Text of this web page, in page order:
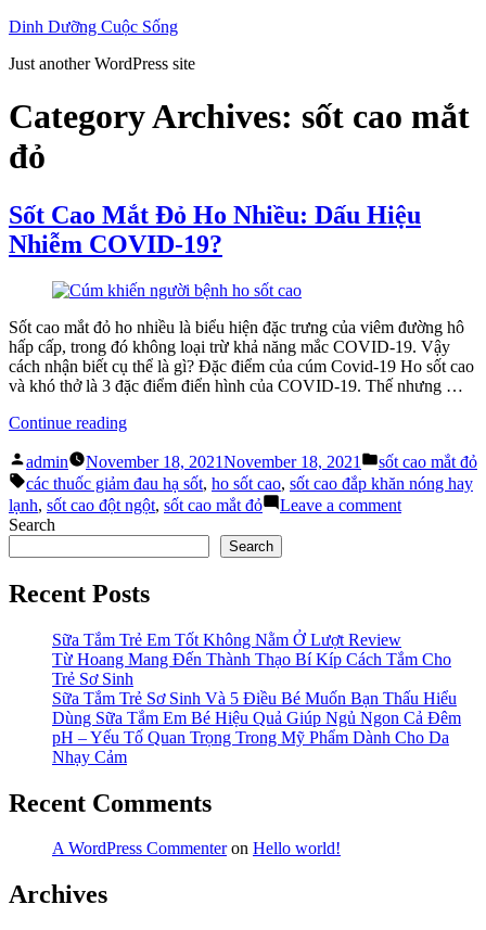
Skip
content
Dinh Dưỡng Cuộc Sống
Just another WordPress site
Category Archives: sốt cao mắt
đỏ
Sốt Cao Mắt Đỏ Ho Nhiều: Dấu Hiệu
Nhiễm COVID-19?
Sốt cao mắt đỏ ho nhiều là biểu hiện đặc trưng của viêm đường hô
hấp cấp, trong đó không loại trừ khả năng mắc COVID-19. Vậy
cách nhận biết cụ thể là gì? Đặc điểm của cúm Covid-19 Ho sốt cao
và khó thở là 3 đặc điểm điển hình của COVID-19. Thế nhưng …
Continue reading“Sốt
Mắt
Đỏ
Ho
Nhiều:
Dấu
Hiệu
COVID-
Posted
by
admin November 18, 2021November 18, 2021
Posted
in
sốt cao mắt đỏ
Tags:
các thuốc giảm đau hạ sốt, ho sốt cao, sốt cao đắp khăn nóng hay
lạnh, sốt cao đột ngột, sốt cao mắt đỏ Leave a commenton
Dấu
Hiệu
COVID-
19?
Search
Search
Recent Posts
Sữa Tắm Trẻ Em Tốt Không Nằm Ở Lượt Review
Từ Hoang Mang Đến Thành Thạo Bí Kíp Cách Tắm Cho
Trẻ Sơ Sinh
Sữa Tắm Trẻ Sơ Sinh Và 5 Điều Bé Muốn Bạn Thấu Hiểu
Dùng Sữa Tắm Em Bé Hiệu Quả Giúp Ngủ Ngon Cả Đêm
pH – Yếu Tố Quan Trọng Trong Mỹ Phẩm Dành Cho Da
Nhạy Cảm
Recent Comments
A WordPress Commenteron Hello world!
Archives